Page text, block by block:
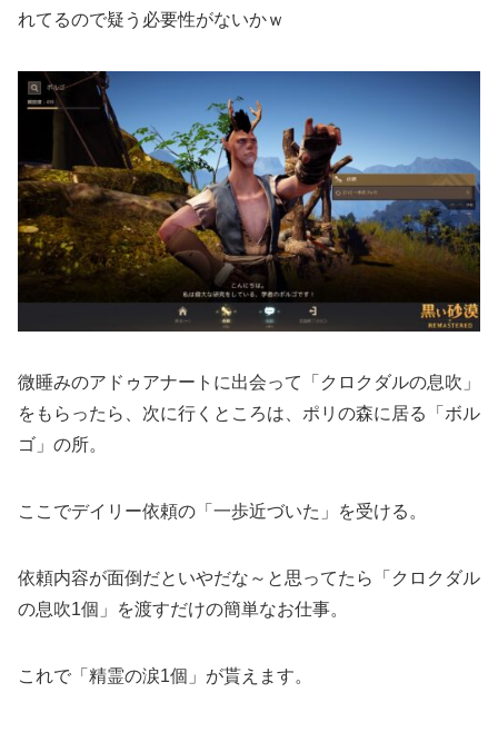
れてるので疑う必要性がないかｗ
微睡みのアドゥアナートに出会って「クロクダルの息吹」
をもらったら、次に行くところは、ポリの森に居る「ボル
ゴ」の所。
ここでデイリー依頼の「一歩近づいた」を受ける。
依頼内容が面倒だといやだな～と思ってたら「クロクダル
の息吹1個」を渡すだけの簡単なお仕事。
これで「精霊の涙1個」が貰えます。